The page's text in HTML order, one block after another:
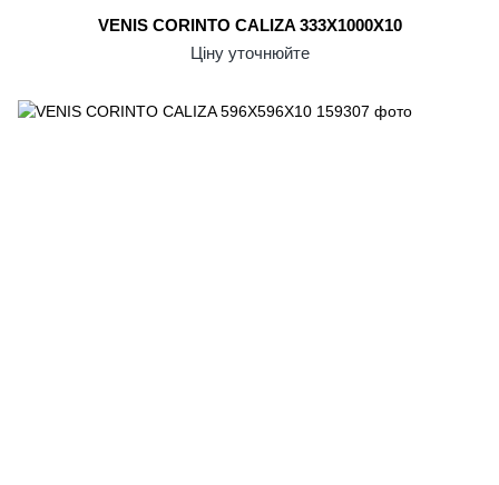
VENIS CORINTO CALIZA 333X1000X10
Ціну уточнюйте